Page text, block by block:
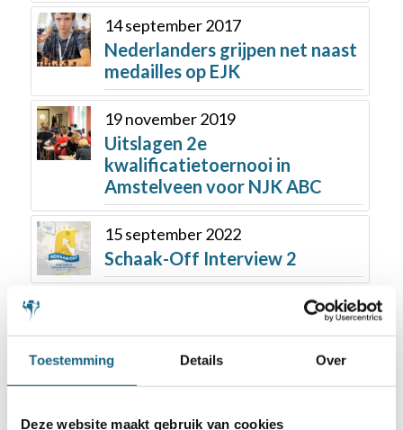
Toestemming Details Over
Deze website maakt gebruik van cookies
14 september 2017
Nederlanders grijpen net naast
medailles op EJK
19 november 2019
Uitslagen 2e
kwalificatietoernooi in
Amstelveen voor NJK ABC
15 september 2022
Schaak-Off Interview 2